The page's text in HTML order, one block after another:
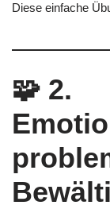
Diese einfache
🧩 2.